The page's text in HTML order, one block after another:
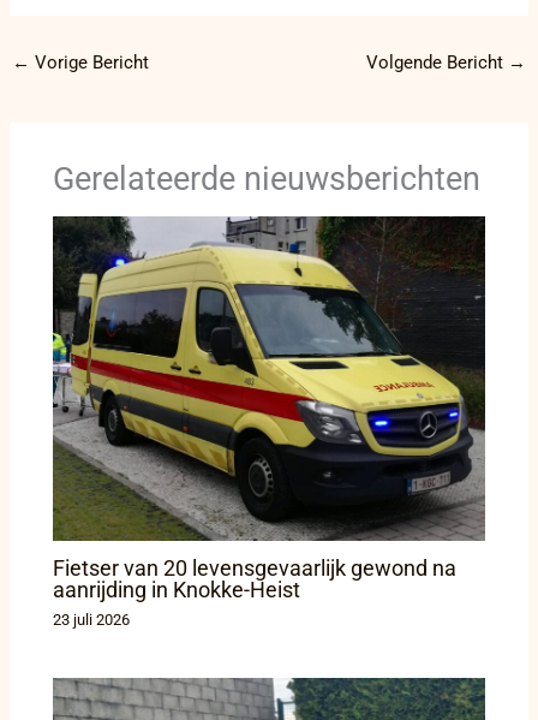
← Vorige Bericht Volgende Bericht →
Gerelateerde nieuwsberichten
Fietser van 20 levensgevaarlijk gewond na
aanrijding in Knokke-Heist
23 juli 2026